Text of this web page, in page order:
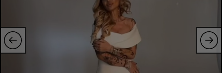
Cupa României
Echipa Națională